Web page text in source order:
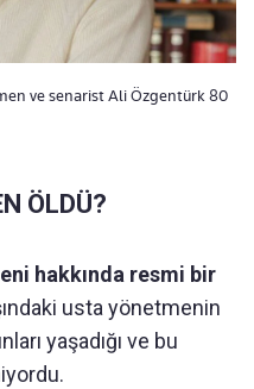
ve senarist Ali Özgentürk 80
ÖLDÜ?
hakkında resmi bir
usta yönetmenin
yaşadığı ve bu